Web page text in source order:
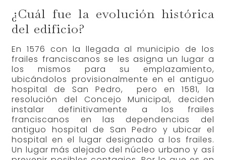
¿Cuál fue la evolución histórica
del edificio?
En 1576 con la llegada al municipio de los
frailes franciscanos se les asigna un lugar a
los mismos para su emplazamiento,
ubicándolos provisionalmente en el antiguo
hospital de San Pedro, pero en 1581, la
resolución del Concejo Municipal, deciden
instalar definitivamente a los frailes
franciscanos en las dependencias del
antiguo hospital de San Pedro y ubicar el
hospital en el lugar designado a los frailes.
Un lugar más alejado del núcleo urbano y así